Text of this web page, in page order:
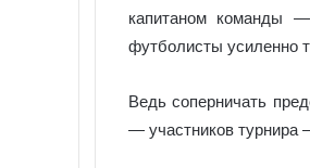
капитаном команды
футболисты усиленно
Ведь соперничать
— участников турнира